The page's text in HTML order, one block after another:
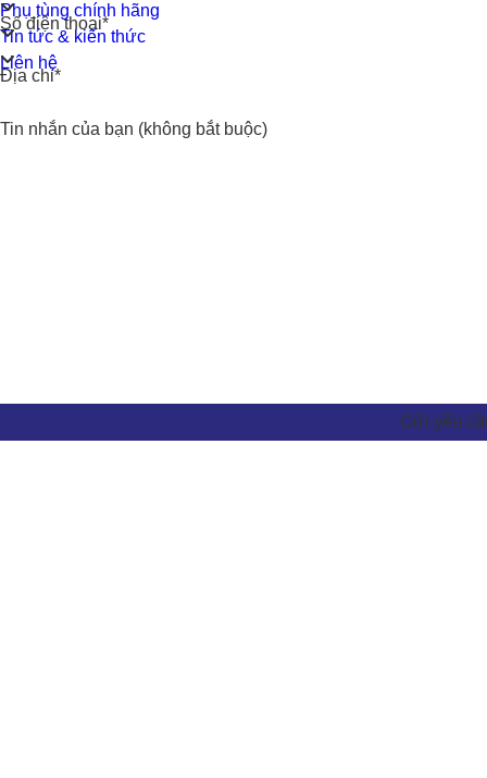
Số điện thoại*
Địa chỉ*
Tin nhắn của bạn (không bắt buộc)
Phụ tùng chính hãng
Tin tức & kiến thức
Liên hệ